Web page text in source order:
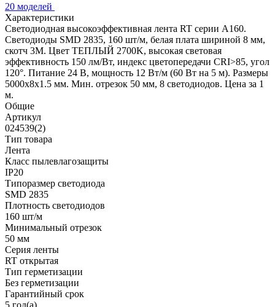
20 моделей
Характеристики
Светодиодная высокоэффективная лента RT серии A160.
Светодиоды SMD 2835, 160 шт/м, белая плата шириной 8 мм,
скотч 3M. Цвет ТЕПЛЫЙ 2700K, высокая световая
эффективность 150 лм/Вт, индекс цветопередачи CRI>85, угол
120°. Питание 24 В, мощность 12 Вт/м (60 Вт на 5 м). Размеры
5000x8x1.5 мм. Мин. отрезок 50 мм, 8 светодиодов. Цена за 1
м.
Общие
Артикул
024539(2)
Тип товара
Лента
Класс пылевлагозащиты
IP20
Типоразмер светодиода
SMD 2835
Плотность светодиодов
160 шт/м
Минимальный отрезок
50 мм
Серия ленты
RT открытая
Тип герметизации
Без герметизации
Гарантийный срок
5 год(а)